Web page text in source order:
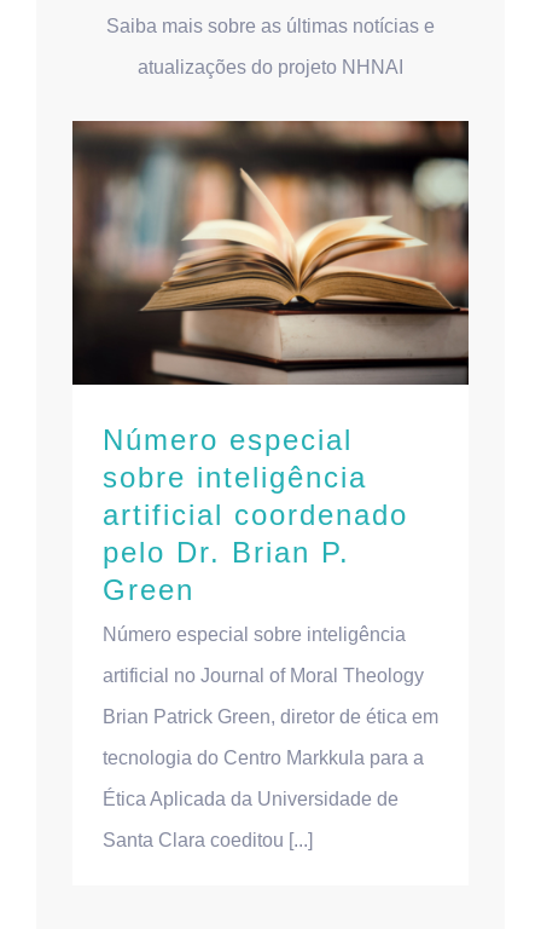
Saiba mais sobre as últimas notícias e
atualizações do projeto NHNAI
Número especial
sobre inteligência
artificial coordenado
pelo Dr. Brian P.
Green
Número especial sobre inteligência
artificial no Journal of Moral Theology
Brian Patrick Green, diretor de ética em
tecnologia do Centro Markkula para a
Ética Aplicada da Universidade de
Santa Clara coeditou [...]